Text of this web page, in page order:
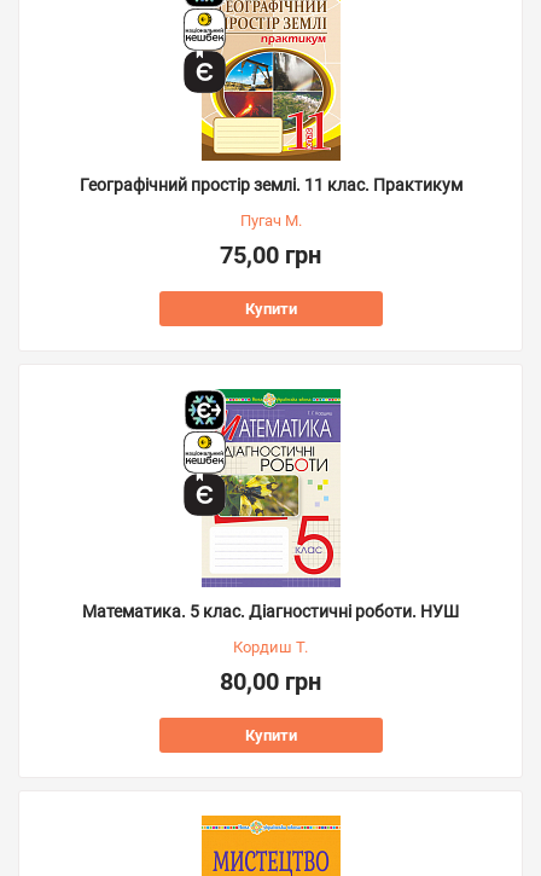
Географічний простір землі. 11 клас. Практикум
Пугач М.
75,00 грн
Купити
Математика. 5 клас. Діагностичні роботи. НУШ
Кордиш Т.
80,00 грн
Купити